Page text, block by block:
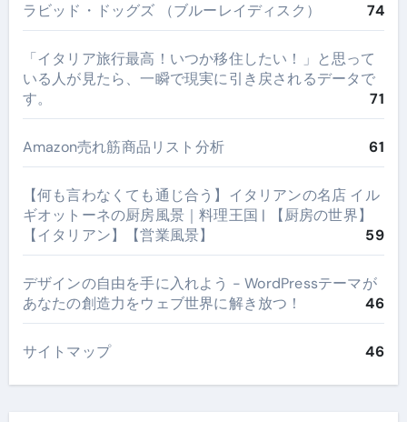
ラビッド・ドッグズ （ブルーレイディスク） 74
​「イタリア旅行最高！いつか移住したい！」と思って
いる人が見たら、一瞬で現実に引き戻されるデータで
す。
71
Amazon売れ筋商品リスト分析 61
【何も言わなくても通じ合う】イタリアンの名店 イル
ギオットーネの厨房風景｜料理王国 | 【厨房の世界】
【イタリアン】【営業風景】
59
デザインの自由を手に入れよう - WordPressテーマが
あなたの創造力をウェブ世界に解き放つ！
46
サイトマップ 46